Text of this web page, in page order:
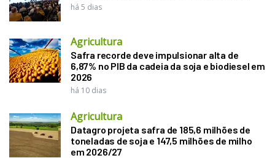
há 5 dias
Agricultura
Safra recorde deve impulsionar alta de
6,87% no PIB da cadeia da soja e biodiesel em
2026
há 10 dias
Agricultura
Datagro projeta safra de 185,6 milhões de
toneladas de soja e 147,5 milhões de milho
em 2026/27